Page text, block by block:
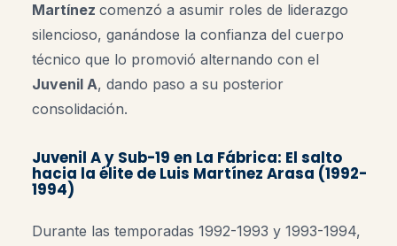
Martínez comenzó a asumir roles de liderazgo
silencioso, ganándose la confianza del cuerpo
técnico que lo promovió alternando con el
Juvenil A, dando paso a su posterior
consolidación.
Juvenil A y Sub-19 en La Fábrica: El salto
hacia la élite de Luis Martínez Arasa (1992-
1994)
Durante las temporadas 1992-1993 y 1993-1994,